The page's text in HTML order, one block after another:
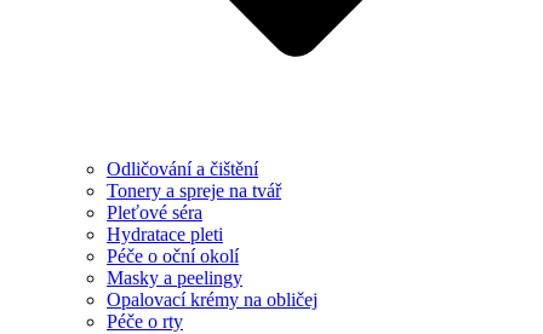
Odličování a čištění
Tonery a spreje na tvář
Pleťové séra
Hydratace pleti
Péče o oční okolí
Masky a peelingy
Opalovací krémy na obličej
Péče o rty